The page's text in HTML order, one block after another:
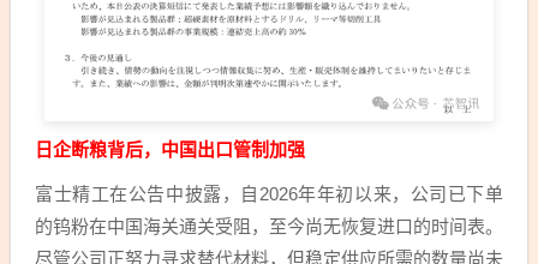
日企断粮背后，中国出口管制加强
富士精工在公告中披露，自2026年年初以来，公司已下单
的钨粉在中国海关通关受阻，至今尚无恢复进口的时间表。
尽管公司正努力寻求替代材料，但稳定供应所需的数量尚未